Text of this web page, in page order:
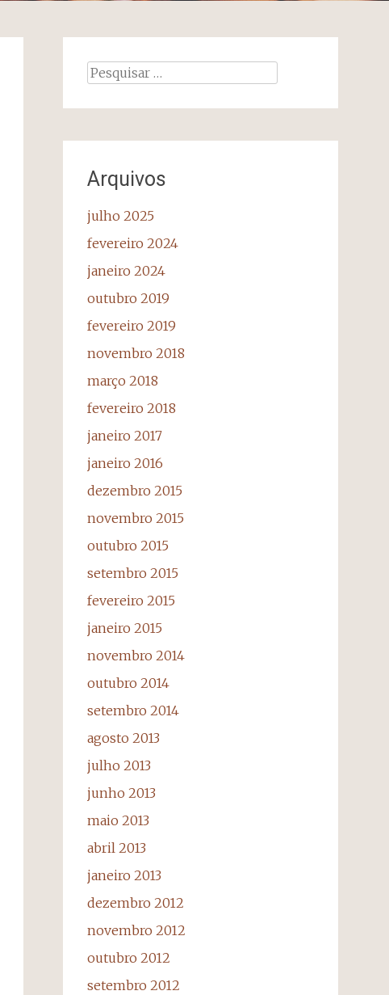
Pesquisar
Arquivos
julho 2025
fevereiro 2024
janeiro 2024
outubro 2019
fevereiro 2019
novembro 2018
março 2018
fevereiro 2018
janeiro 2017
janeiro 2016
dezembro 2015
novembro 2015
outubro 2015
setembro 2015
fevereiro 2015
janeiro 2015
novembro 2014
outubro 2014
setembro 2014
agosto 2013
julho 2013
junho 2013
maio 2013
abril 2013
janeiro 2013
dezembro 2012
novembro 2012
outubro 2012
setembro 2012